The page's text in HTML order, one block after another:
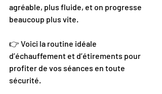
agréable, plus fluide, et on progresse
beaucoup plus vite.
👉 Voici la routine idéale
d’échauffement et d’étirements pour
profiter de vos séances en toute
sécurité.